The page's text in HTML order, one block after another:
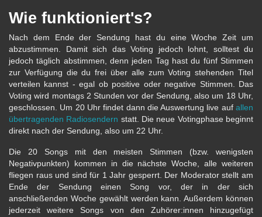
Wie funktioniert's?
Nach dem Ende der Sendung hast du eine Woche Zeit um
abzustimmen. Damit sich das Voting jedoch lohnt, solltest du
jedoch täglich abstimmen, denn jeden Tag hast du fünf Stimmen
zur Verfügung die du frei über alle zum Voting stehenden Titel
verteilen kannst - egal ob positive oder negative Stimmen. Das
Voting wird montags 2 Stunden vor der Sendung, also um 18 Uhr,
geschlossen. Um 20 Uhr findet dann die Auswertung live auf allen
übertragenden Radiosendern statt. Die neue Votingphase beginnt
direkt nach der Sendung, also um 22 Uhr.
Die 20 Songs mit den meisten Stimmen (bzw. wenigsten
Negativpunkten) kommen in die nächste Woche, alle weiteren
fliegen raus und sind für 1 Jahr gesperrt. Der Moderator stellt am
Ende der Sendung einen Song vor, der in der sich
anschließenden Woche gewählt werden kann. Außerdem können
jederzeit weitere Songs von den Zuhörer:innen hinzugefügt